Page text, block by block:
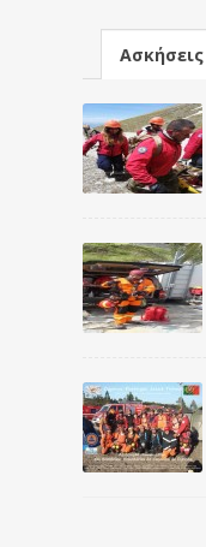
Ασκήσεις